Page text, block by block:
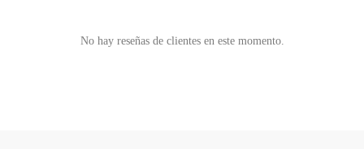
No hay reseñas de clientes en este momento.